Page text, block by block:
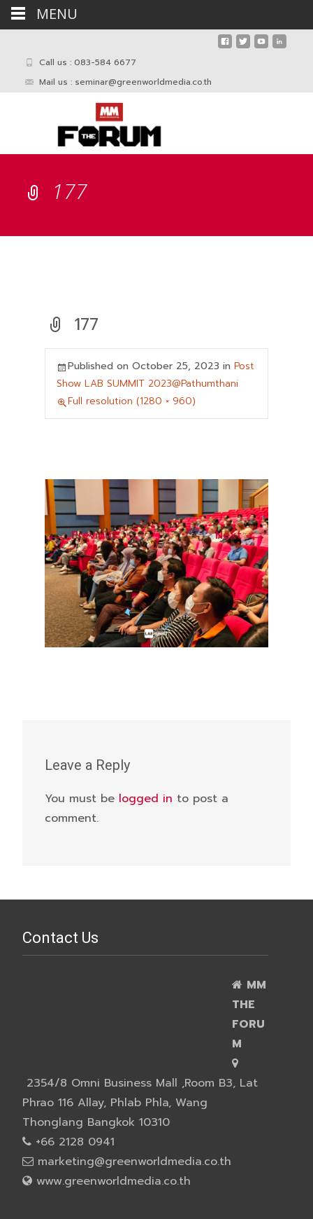
Call us : 083-584 6677
Mail us : seminar@greenworldmedia.co.th
177
177
Published on October 25, 2023 in Post
Show LAB SUMMIT 2023@Pathumthani
Full resolution (1280 × 960)
←Previous Next→
Leave a Reply
You must be logged in to post a
comment.
Contact Us
MM
THE
FORU
M
2354/8 Omni Business Mall ,Room B3, Lat
Phrao 116 Allay, Phlab Phla, Wang
Thonglang Bangkok 10310
+66 2128 0941
marketing@greenworldmedia.co.th
www.greenworldmedia.co.th
MENU